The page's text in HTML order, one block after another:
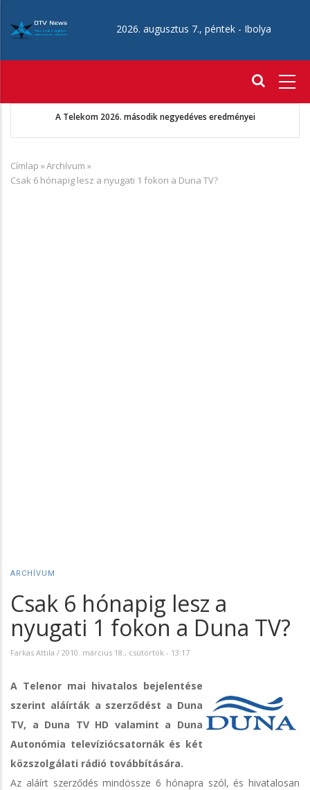
tartalomra
2026. augusztus 7., péntek - Ibolya
A Telekom 2026. második negyedéves eredményei
Morzsa
Címlap »Archívum »
Csak 6 hónapig lesz a nyugati 1 fokon a Duna TV?
ARCHÍVUM
Csak 6 hónapig lesz a
nyugati 1 fokon a Duna TV?
Farkas Attila / 2010. március 18., csütörtök - 13:17
A Telenor mai hivatalos bejelentése
szerint aláírták a szerződést a Duna
TV, a Duna TV HD valamint a Duna
Autonómia televíziócsatornák és két
közszolgálati rádió továbbítására.
Az aláírt szerződés mindössze 6 hónapra szól, és hivatalosan